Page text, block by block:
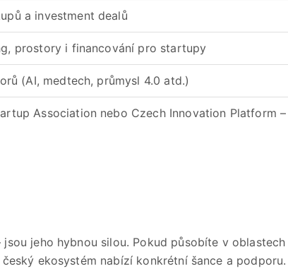
a investment dealů
prostory i financování pro startupy
(AI, medtech, průmysl 4.0 atd.)
Association nebo Czech Innovation Platform –
jeho hybnou silou. Pokud působíte v oblastech
český ekosystém nabízí konkrétní šance a podporu.